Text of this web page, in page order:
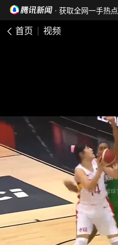
· 获取全网一手热点
首页 视频